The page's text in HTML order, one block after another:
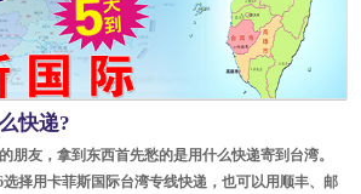
快递?
朋友，拿到东西首先愁的是用什么快递寄到台湾。
选择用卡菲斯国际台湾专线快递，也可以用顺丰、邮